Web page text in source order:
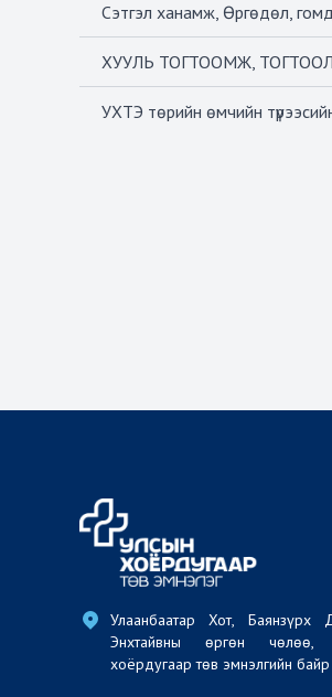
Сэтгэл ханамж, Өргөдөл,
ХУУЛЬ ТОГТООМЖ,
УХТЭ төрийн өмчийн
Улаанбаатар Хот, Баянзүрх
Энхтайвны өргөн чөлөө,
хоёрдугаар төв эмнэлгийн байр